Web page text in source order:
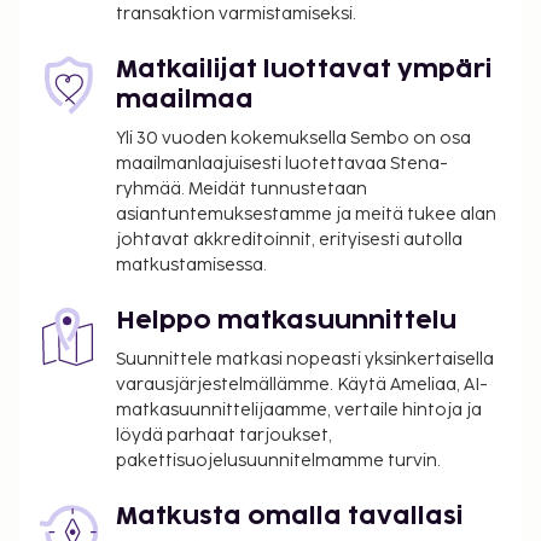
Majoituspaikan ensisijainen lentokenttä on Roissy -
Käytössäsi on ilmaiset sanomalehdet aulassa,
kuivapesula-/pesulapalvelut ja ympäri vuorokauden
auki oleva vastaanotto. Seuraavat palvelut ovat
saatavilla: ilmainen langaton internetyhteys,
concierge-palvelut ja hääpalvelut. Majoituspaikan
ravintola, Brasserie Thoumieux, on hyvä paikka
lounaan, illallisen tai brunssin nauttimiseen;
ravintolan erikoisuuksiin kuuluu ranskalainen keittiö.
Palveluihin kuuluu myös huonepalvelu (rajoitettuina
aikoina). Maksullinen mannermainen aamiainen
tarjotaan päivittäin klo 7.30–10.30. Tämän
majoituspaikan virallisen tähtiluokituksen on
myöntänyt Ranskan turismin kehitysjärjestö ATOUT.
Majoituspaikka veloittaa seuraavat paikan päällä
sovellettavat verot:
transaktion varmistamiseksi.
Matkailijat luottavat ympäri
maailmaa
Yli 30 vuoden kokemuksella Sembo on osa
maailmanlaajuisesti luotettavaa Stena-
ryhmää. Meidät tunnustetaan
asiantuntemuksestamme ja meitä tukee alan
johtavat akkreditoinnit, erityisesti autolla
matkustamisessa.
Helppo matkasuunnittelu
Suunnittele matkasi nopeasti yksinkertaisella
varausjärjestelmällämme. Käytä Ameliaa, AI-
matkasuunnittelijaamme, vertaile hintoja ja
löydä parhaat tarjoukset,
pakettisuojelusuunnitelmamme turvin.
Matkusta omalla tavallasi